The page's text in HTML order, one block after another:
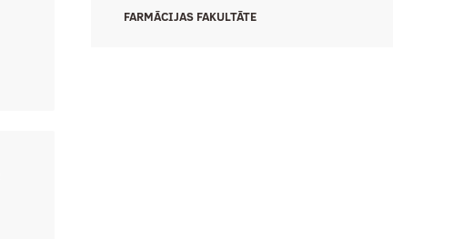
FARMĀCIJAS FAKULTĀTE